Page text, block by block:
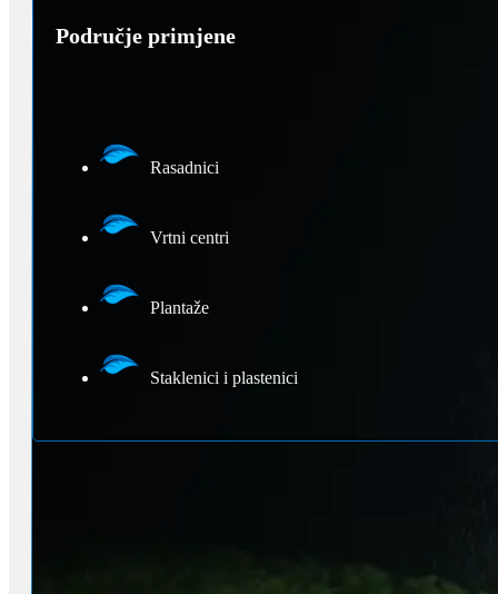
Područje primjene
Rasadnici
Vrtni centri
Plantaže
Staklenici i plastenici